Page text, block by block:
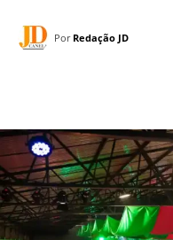
Por Redação JD